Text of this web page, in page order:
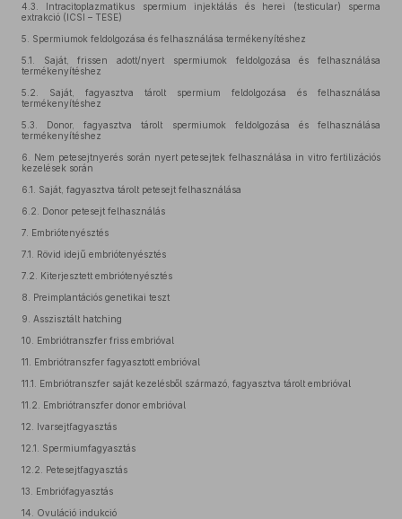
4.3.
Intracitoplazmatikus spermium injektálás és herei (testicular) sperma
extrakció (ICSI – TESE)
5.
Spermiumok feldolgozása és felhasználása termékenyítéshez
5.1.
Saját, frissen adott/nyert spermiumok feldolgozása és felhasználása
termékenyítéshez
5.2.
Saját, fagyasztva tárolt spermium feldolgozása és felhasználása
termékenyítéshez
5.3.
Donor, fagyasztva tárolt spermiumok feldolgozása és felhasználása
termékenyítéshez
6.
Nem petesejtnyerés során nyert petesejtek felhasználása in vitro fertilizációs
kezelések során
6.1.
Saját, fagyasztva tárolt petesejt felhasználása
6.2.
Donor petesejt felhasználás
7. Embriótenyésztés
7.1.
Rövid idejű embriótenyésztés
7.2.
Kiterjesztett embriótenyésztés
8.
Preimplantációs genetikai teszt
9. Asszisztált hatching
10.
Embriótranszfer friss embrióval
11.
Embriótranszfer fagyasztott embrióval
11.1.
Embriótranszfer saját kezelésből származó, fagyasztva tárolt embrióval
11.2.
Embriótranszfer donor embrióval
12.
Ivarsejtfagyasztás
12.1.
Spermiumfagyasztás
12.2.
Petesejtfagyasztás
13.
Embriófagyasztás
14.
Ovuláció indukció